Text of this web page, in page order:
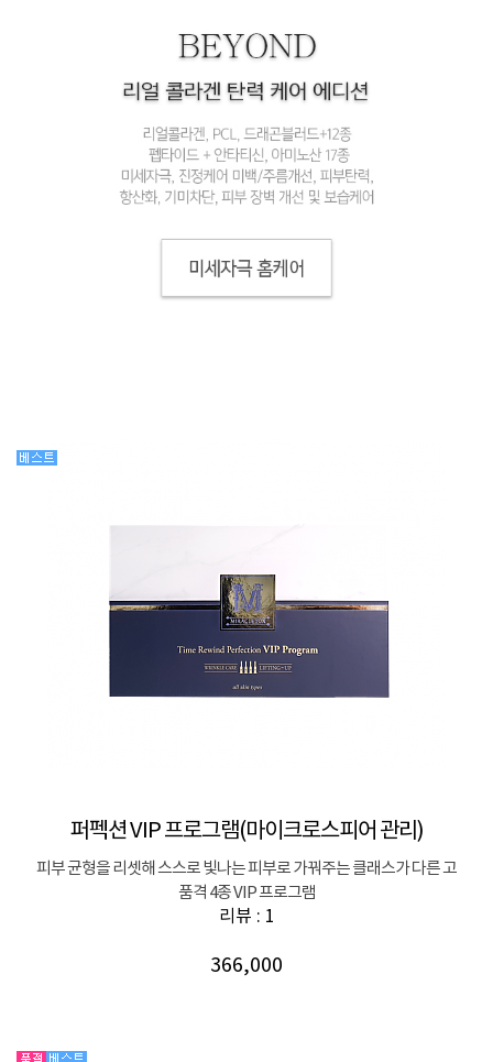
퍼펙션 VIP 프로그램(마이크로스피어 관리)
피부 균형을 리셋해 스스로 빛나는 피부로 가꿔주는 클래스가 다른 고
품격 4종 VIP 프로그램
리뷰 : 1
366,000